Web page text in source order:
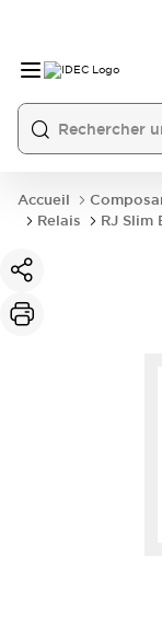
Accueil
Relais
RJ Slim